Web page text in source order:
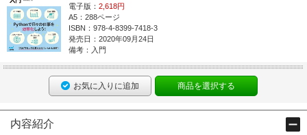
電子版： 2,618円
A5：288ページ
ISBN：978-4-8399-7418-3
発売日：2020年09月24日
備考：入門
お気に入りに追加 商品を選択する
内容紹介